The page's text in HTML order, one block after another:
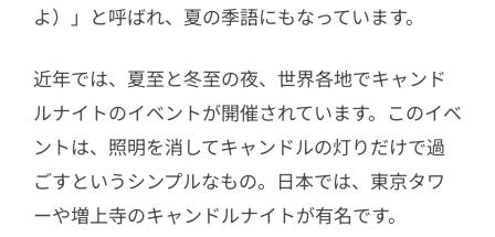
よ）」と呼ばれ、夏の季語にもなっています。
近年では、夏至と冬至の夜、世界各地でキャンド
ルナイトのイベントが開催されています。このイベ
ントは、照明を消してキャンドルの灯りだけで過
ごすというシンプルなもの。日本では、東京タワ
ーや増上寺のキャンドルナイトが有名です。